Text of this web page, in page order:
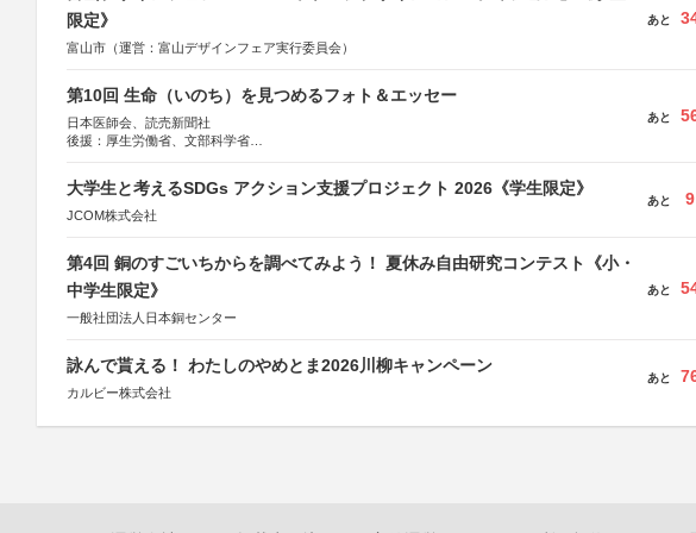
限定》
富山市（運営：富山デザインフェア実行委員会）
あと
第10回 生命（いのち）を見つめるフォト＆エッセー
日本医師会、読売新聞社
後援：厚生労働省、文部科学省
あと
大学生と考えるSDGs アクション支援プロジェクト 2026《学生限定》
JCOM株式会社
あと 9
第4回 銅のすごいちからを調べてみよう！ 夏休み自由研究コンテスト《小・
中学生限定》
一般社団法人日本銅センター
あと
詠んで貰える！ わたしのやめとま2026川柳キャンペーン
カルビー株式会社
あと